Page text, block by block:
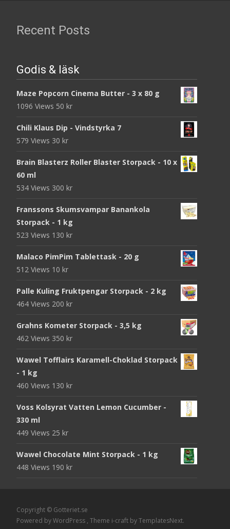
Recent Posts
Godis & läsk
Maze Popcorn Cinema Butter - 3 x 80 g
1096 Views 50 kr
Chili Klaus Dip - Vindstyrka 7
579 Views 30 kr
Brain Blasterz Roller Blaster Storpack - 10 x
60 ml
534 Views 300 kr
Franssons Skumsvampar Banankola
Storpack - 1 kg
523 Views 130 kr
Malaco PimPim Tablettask - 20 g
512 Views 10 kr
Palle Kuling Fruktpengar Storpack - 2 kg
464 Views 200 kr
Grahns Kometer Storpack - 3,5 kg
462 Views 350 kr
Wawel Tofflairs Karamell-Choklad Storpack
- 1 kg
460 Views 130 kr
Voss Kolsyrat Vatten Lemon Cucumber -
330 ml
449 Views 25 kr
Wawel Chocolate Mint Storpack - 1 kg
448 Views 190 kr
Copyright © Gotteriet.se
Powered by WordPress , Theme i-craft by TemplatesNext.